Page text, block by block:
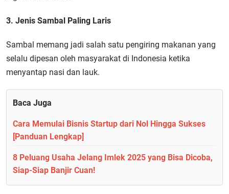
3. Jenis Sambal Paling Laris
Sambal memang jadi salah satu pengiring makanan yang
selalu dipesan oleh masyarakat di Indonesia ketika
menyantap nasi dan lauk.
Baca Juga
Cara Memulai Bisnis Startup dari Nol Hingga Sukses
[Panduan Lengkap]
8 Peluang Usaha Jelang Imlek 2025 yang Bisa Dicoba,
Siap-Siap Banjir Cuan!